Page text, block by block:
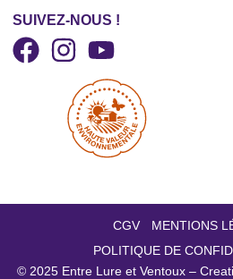
SUIVEZ-NOUS !
CGV
MENTIONS
POLITIQUE DE
© 2025 Entre Lure et Ventoux –